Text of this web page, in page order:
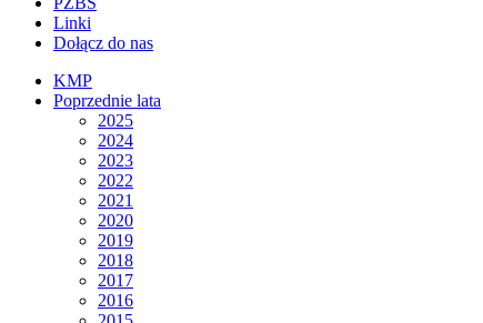
Linki
Dołącz do nas
KMP
Poprzednie lata
2025
2024
2023
2022
2021
2020
2019
2018
2017
2016